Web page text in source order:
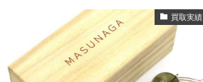
買取実績